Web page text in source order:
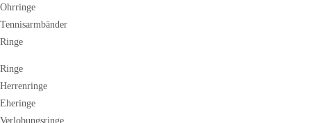
Ohrringe
Tennisarmbänder
Ringe
Ringe
Herrenringe
Eheringe
Verlobungsringe